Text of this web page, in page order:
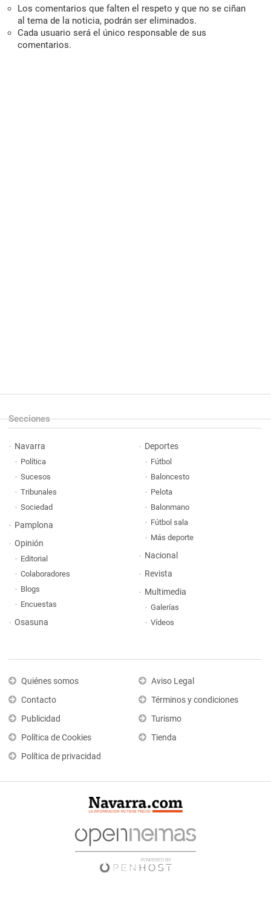
Los comentarios que falten el respeto y que no se ciñan
al tema de la noticia, podrán ser eliminados.
Cada usuario será el único responsable de sus
comentarios.
Secciones
Navarra
Política
Sucesos
Tribunales
Sociedad
Pamplona
Opinión
Editorial
Colaboradores
Blogs
Encuestas
Osasuna
Deportes
Fútbol
Baloncesto
Pelota
Balonmano
Fútbol sala
Más deporte
Nacional
Revista
Multimedia
Galerías
Vídeos
Quiénes somos
Contacto
Publicidad
Política de Cookies
Política de privacidad
Aviso Legal
Términos y condiciones
Turismo
Tienda